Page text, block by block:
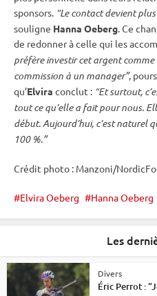
sponsors. “Le contact devient
souligne Hanna Oeberg. Ce
de redonner à celle qui les
préfère investir cet argent
commission à un manager”,
qu’Elvira conclut : “Et surtout,
tout ce qu’elle a fait pour nous.
début. Aujourd’hui, c’est naturel
100 %.”
Crédit photo : Manzoni/
Elvira Oeberg Hanna Oeberg
Les
Divers
Éric Perrot :